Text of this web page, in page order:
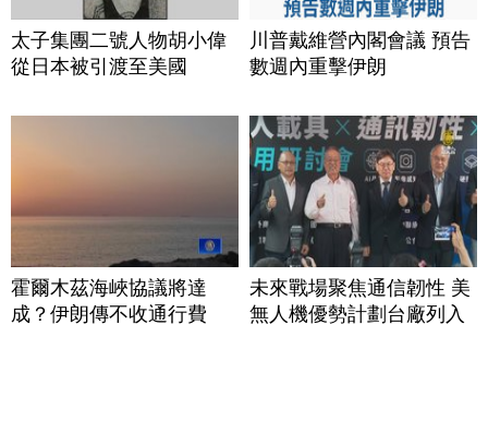
太子集團二號人物胡小偉
從日本被引渡至美國
川普戴維營內閣會議 預告
數週內重擊伊朗
霍爾木茲海峽協議將達
成？伊朗傳不收通行費
未來戰場聚焦通信韌性 美
無人機優勢計劃台廠列入